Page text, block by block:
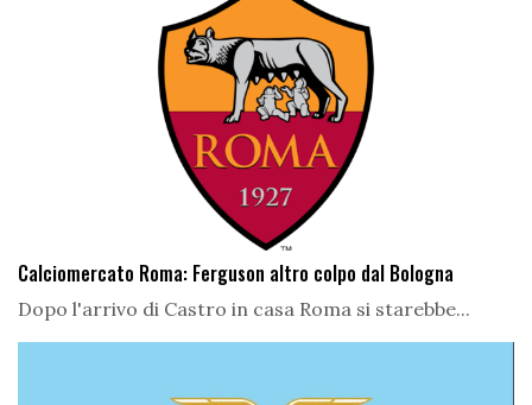
Calciomercato Roma: Ferguson altro colpo dal Bologna
Dopo l'arrivo di Castro in casa Roma si starebbe...